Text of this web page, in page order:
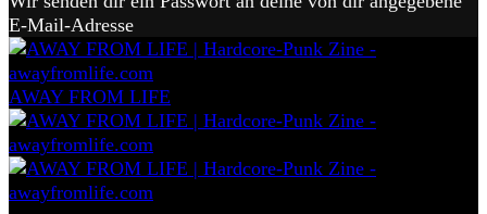
E-Mail-Adresse
AWAY FROM LIFE